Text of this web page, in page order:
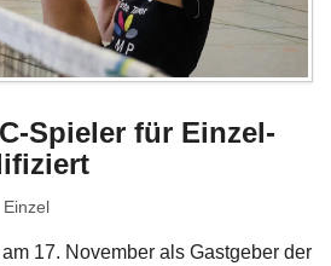
Spieler für Einzel-
Einzel
17. November als Gastgeber der